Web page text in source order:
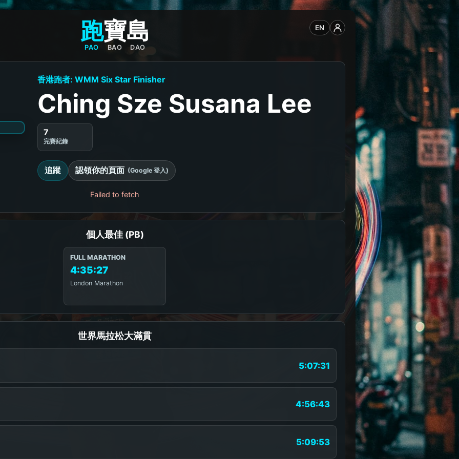
EN
跑
PAO
寶
BAO
島
DAO
香港跑者: WMM Six Star Finisher
Ching Sze Susana Lee
7
完賽紀錄
追蹤 認領你的頁面 (Google 登入)
Failed to fetch
個人最佳 (PB)
FULL MARATHON
4:35:27
London Marathon
世界馬拉松大滿貫
5:07:31
4:56:43
5:09:53